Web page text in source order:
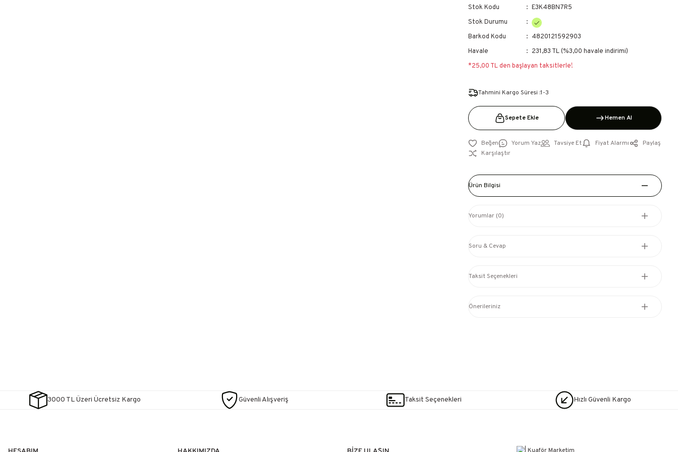
Stok Kodu
E3K48BN7R5
Stok Durumu
Barkod Kodu
4820121592903
Havale
231,83 TL (%3,00 havale indirimi)
*25,00 TL den başlayan taksitlerle!
Tahmini Kargo Süresi :1-3
Sepete Ekle Hemen Al
Yorum Yaz Tavsiye Et Fiyat Alarmı
Paylaş
Karşılaştır
Ürün Bilgisi
Yorumlar (0)
Soru & Cevap
Taksit Seçenekleri
Önerileriniz
3000 TL Üzeri Ücretsiz Kargo Güvenli Alışveriş Taksit Seçenekleri Hızlı Güvenli Kargo